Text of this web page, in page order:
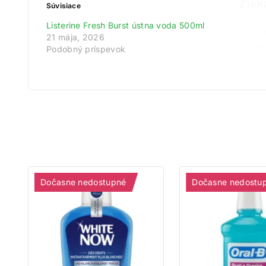
Súvisiace
Listerine Fresh Burst ústna voda 500ml
21 mája, 2026
Podobný príspevok
Dočasne nedostupné Dočasne